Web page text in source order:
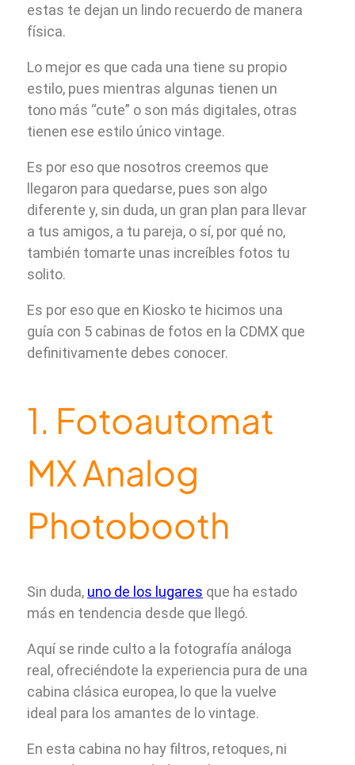
estas te dejan un lindo recuerdo de manera
física.
Lo mejor es que cada una tiene su propio
estilo, pues mientras algunas tienen un
tono más “cute” o son más digitales, otras
tienen ese estilo único vintage.
Es por eso que nosotros creemos que
llegaron para quedarse, pues son algo
diferente y, sin duda, un gran plan para llevar
a tus amigos, a tu pareja, o sí, por qué no,
también tomarte unas increíbles fotos tu
solito.
Es por eso que en Kiosko te hicimos una
guía con 5 cabinas de fotos en la CDMX que
definitivamente debes conocer.
1. Fotoautomat
MX Analog
Photobooth
Sin duda, uno de los lugares que ha estado
más en tendencia desde que llegó.
Aquí se rinde culto a la fotografía análoga
real, ofreciéndote la experiencia pura de una
cabina clásica europea, lo que la vuelve
ideal para los amantes de lo vintage.
En esta cabina no hay filtros, retoques, ni